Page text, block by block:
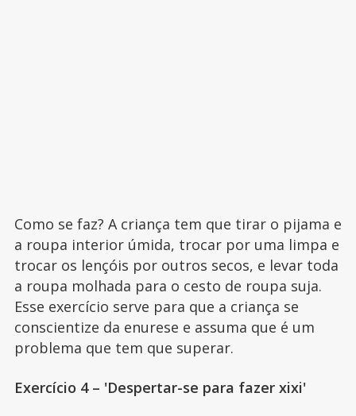
Como se faz? A criança tem que tirar o pijama e
a roupa interior úmida, trocar por uma limpa e
trocar os lençóis por outros secos, e levar toda
a roupa molhada para o cesto de roupa suja.
Esse exercício serve para que a criança se
conscientize da enurese e assuma que é um
problema que tem que superar.
Exercício 4 – 'Despertar-se para fazer xixi'